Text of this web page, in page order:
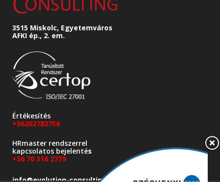
3515 Miskolc, Egyetemváros
AFKI ép., 2. em.
Értékesítés
+36202782756
HRmaster rendszerrel
kapcsolatos bejelentés
+36 70 316 2779
info@evolution-consulting.hu